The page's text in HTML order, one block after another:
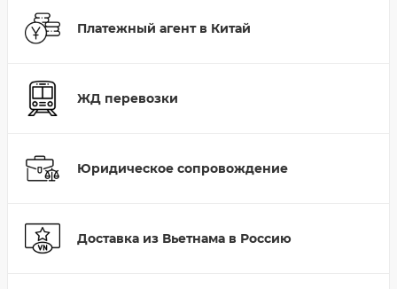
Платежный агент в Китай
ЖД перевозки
Юридическое сопровождение
Доставка из Вьетнама в Россию